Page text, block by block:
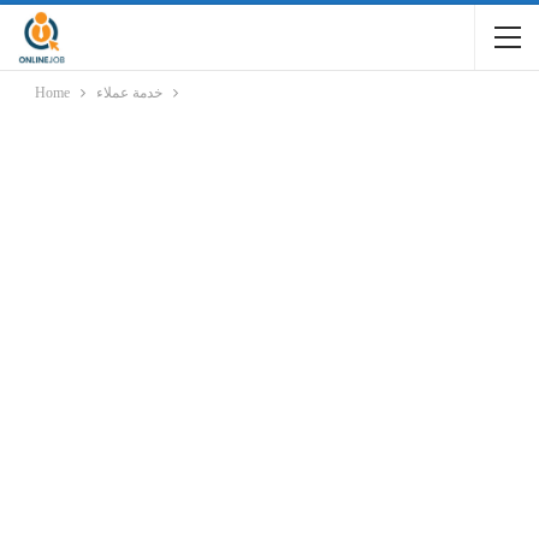
Home خدمة عملاء